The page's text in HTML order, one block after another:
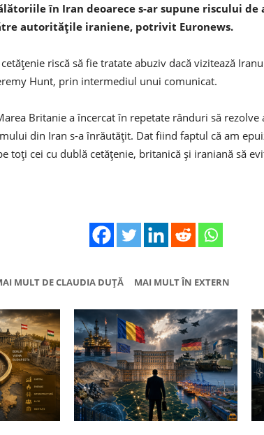
în Iran deoarece s-ar supune riscului
autorităţile iraniene, potrivit Euronews.
riscă să fie tratate abuziv dacă vizitează
Hunt, prin intermediul unui comunicat.
Britanie a încercat în repetate rânduri să rezolve
din Iran s-a înrăutăţit. Dat fiind faptul că am
toţi cei cu dublă cetăţenie, britanică şi iraniană să
MULT DE CLAUDIA DUȚĂ MAI MULT ÎN EXTERN